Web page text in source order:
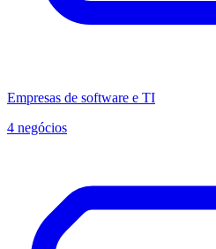
Empresas de software e TI
4 negócios